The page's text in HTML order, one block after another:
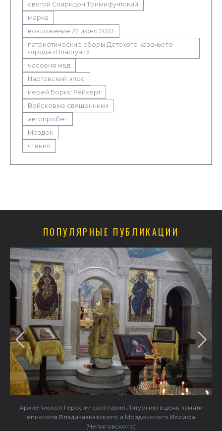
святой Спиридон Тримифунтский
марка
возложение 22 июня 2023
патриотические сборы Детского казачьего
отряда «Пластуны»
часовня мвд
Нартовский эпос
иерей Борис Рейхерт
Войсковые священники
автопробег
Моздок
чтения
ПОПУЛЯРНЫЕ ПУБЛИКАЦИИ
Архиепископ Герасим возглавил Литургию в день памяти
епископа Владикавказского и Моздокского Иосифа
(Чепиговского)